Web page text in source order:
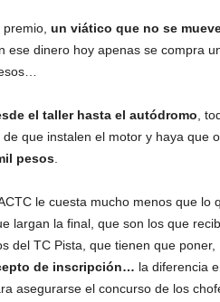
un viático que no se
ese dinero hoy apenas se compra
el taller hasta el autódromo ,
que instalen el motor y haya que
pesos.
le cuesta mucho menos que lo
largan la final, que son los que
del TC Pista, que tienen que poner,
de inscripción… la diferencia
asegurarse el concurso de los